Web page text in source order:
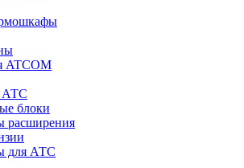
ATCOM
АТС
блоки
расширения
для АТС